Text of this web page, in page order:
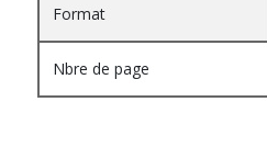
Format
Nbre de page